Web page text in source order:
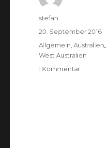
Autor
stefan
Veröffentlicht
am
20. September 2016
Kategorien
Allgemein,
West Australien
1 Kommentarzu